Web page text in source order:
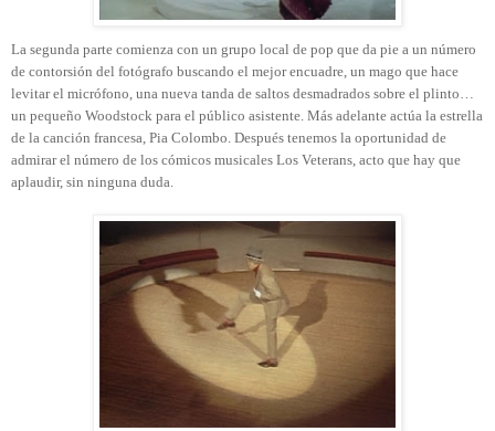
La segunda parte comienza con un grupo local de pop que da pie a un número
de contorsión del fotógrafo buscando el mejor encuadre, un mago que hace
levitar el micrófono, una nueva tanda de saltos desmadrados sobre el plinto…
un pequeño Woodstock para el público asistente. Más adelante actúa la estrella
de la canción francesa, Pia Colombo. Después tenemos la oportunidad de
admirar el número de los cómicos musicales Los Veterans, acto que hay que
aplaudir, sin ninguna duda.